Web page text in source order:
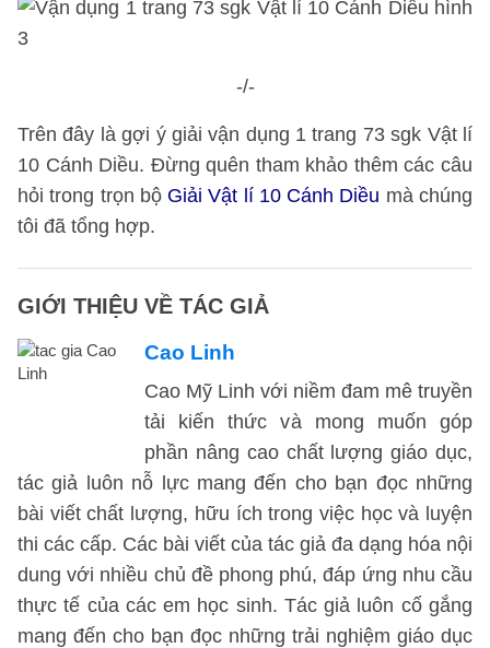
-/-
Trên đây là gợi ý giải vận dụng 1 trang 73 sgk Vật lí
10 Cánh Diều. Đừng quên tham khảo thêm các câu
hỏi trong trọn bộ Giải Vật lí 10 Cánh Diều mà chúng
tôi đã tổng hợp.
GIỚI THIỆU VỀ TÁC GIẢ
Cao Linh
Cao Mỹ Linh với niềm đam mê truyền
tải kiến thức và mong muốn góp
phần nâng cao chất lượng giáo dục,
tác giả luôn nỗ lực mang đến cho bạn đọc những
bài viết chất lượng, hữu ích trong việc học và luyện
thi các cấp. Các bài viết của tác giả đa dạng hóa nội
dung với nhiều chủ đề phong phú, đáp ứng nhu cầu
thực tế của các em học sinh. Tác giả luôn cố gắng
mang đến cho bạn đọc những trải nghiệm giáo dục